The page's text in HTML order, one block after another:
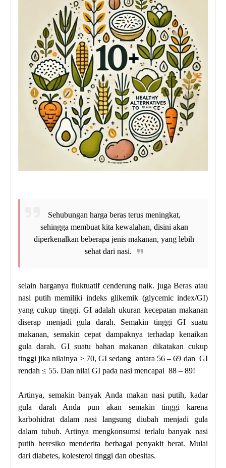
Sehubungan harga beras terus meningkat,
sehingga membuat kita kewalahan, disini akan
diperkenalkan beberapa jenis makanan, yang lebih
sehat dari nasi.
selain harganya fluktuatif cenderung naik. juga Beras atau
nasi putih memiliki indeks glikemik (glycemic index/GI)
yang cukup tinggi. GI adalah ukuran kecepatan makanan
diserap menjadi gula darah. Semakin tinggi GI suatu
makanan, semakin cepat dampaknya terhadap kenaikan
gula darah. GI suatu bahan makanan dikatakan cukup
tinggi jika nilainya ≥ 70, GI sedang antara 56 – 69 dan GI
rendah ≤ 55. Dan nilai GI pada nasi mencapai 88 – 89!
Artinya, semakin banyak Anda makan nasi putih, kadar
gula darah Anda pun akan semakin tinggi karena
karbohidrat dalam nasi langsung diubah menjadi gula
dalam tubuh. Artinya mengkonsumsi terlalu banyak nasi
putih beresiko menderita berbagai penyakit berat. Mulai
dari diabetes, kolesterol tinggi dan obesitas.